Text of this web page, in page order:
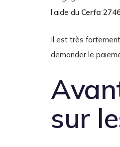
l’aide du Cerfa
Il est très
demander le
sur